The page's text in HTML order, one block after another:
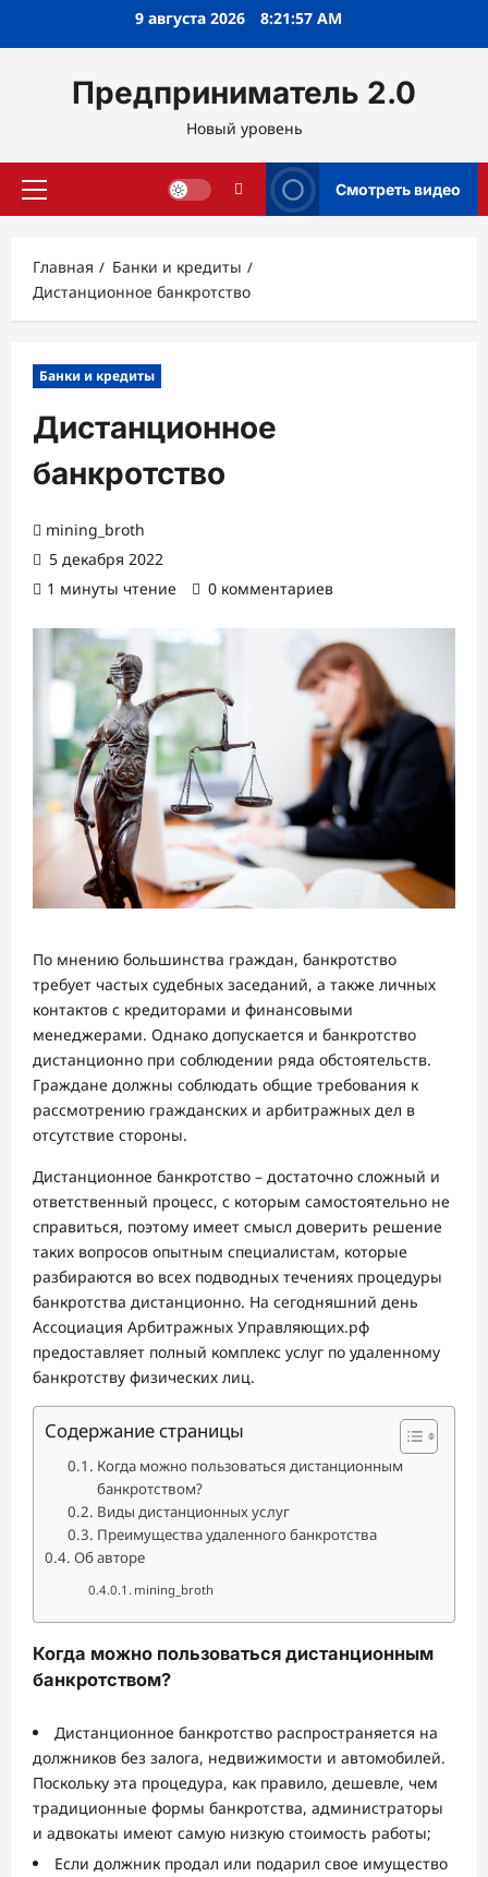
9 августа 2026 8:21:58 AM
Предприниматель 2.0
Новый уровень
Основное
Смотреть видео
Главная
Банки и кредиты
Дистанционное банкротство
Банки и кредиты
Дистанционное
банкротство
mining_broth
5 декабря 2022
1 минуты чтение
0 комментариев
По мнению большинства граждан, банкротство
требует частых судебных заседаний, а также личных
контактов с кредиторами и финансовыми
менеджерами. Однако допускается и банкротство
дистанционно при соблюдении ряда обстоятельств.
Граждане должны соблюдать общие требования к
рассмотрению гражданских и арбитражных дел в
отсутствие стороны.
Дистанционное банкротство – достаточно сложный и
ответственный процесс, с которым самостоятельно не
справиться, поэтому имеет смысл доверить решение
таких вопросов опытным специалистам, которые
разбираются во всех подводных течениях процедуры
банкротства дистанционно. На сегодняшний день
Ассоциация Арбитражных Управляющих.рф
предоставляет полный комплекс услуг по удаленному
банкротству физических лиц.
Содержание страницы
Когда можно пользоваться дистанционным
банкротством?
Виды дистанционных услуг
Преимущества удаленного банкротства
Об авторе
mining_broth
Когда можно пользоваться дистанционным
банкротством?
Дистанционное банкротство распространяется на
должников без залога, недвижимости и автомобилей.
Поскольку эта процедура, как правило, дешевле, чем
традиционные формы банкротства, администраторы
и адвокаты имеют самую низкую стоимость работы;
Если должник продал или подарил свое имущество